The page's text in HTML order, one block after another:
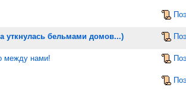
уткнулась бельмами домов...)
между нами!